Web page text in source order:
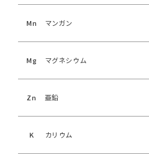
Mn マンガン
Mg マグネシウム
Zn 亜鉛
K カリウム